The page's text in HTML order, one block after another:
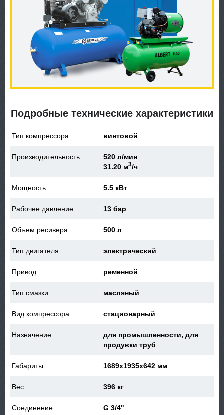
Подробные технические характеристики
Тип компрессора: винтовой
Производительность:
520 л/мин
31.20 м3/ч
Мощность: 5.5 кВт
Рабочее давление: 13 бар
Объем ресивера: 500 л
Тип двигателя: электрический
Привод: ременной
Тип смазки: масляный
Вид компрессора: стационарный
Назначение:
для промышленности, для
продувки труб
Габариты: 1689x1935x642 мм
Вес: 396 кг
Соединение: G 3/4"